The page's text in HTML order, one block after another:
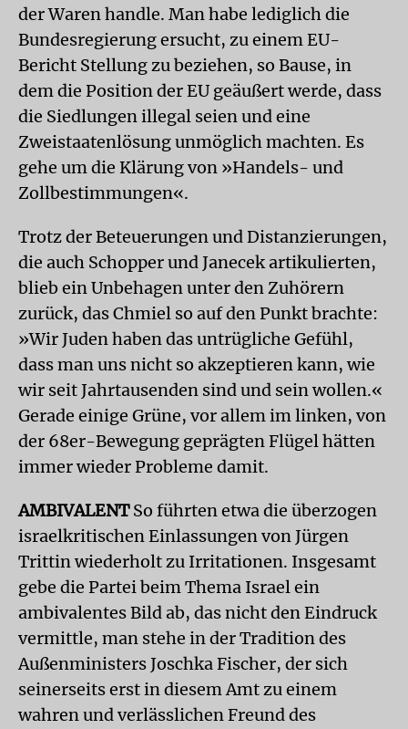
der Waren handle. Man habe lediglich die
Bundesregierung ersucht, zu einem EU-
Bericht Stellung zu beziehen, so Bause, in
dem die Position der EU geäußert werde, dass
die Siedlungen illegal seien und eine
Zweistaatenlösung unmöglich machten. Es
gehe um die Klärung von »Handels- und
Zollbestimmungen«.
Trotz der Beteuerungen und Distanzierungen,
die auch Schopper und Janecek artikulierten,
blieb ein Unbehagen unter den Zuhörern
zurück, das Chmiel so auf den Punkt brachte:
»Wir Juden haben das untrügliche Gefühl,
dass man uns nicht so akzeptieren kann, wie
wir seit Jahrtausenden sind und sein wollen.«
Gerade einige Grüne, vor allem im linken, von
der 68er-Bewegung geprägten Flügel hätten
immer wieder Probleme damit.
AMBIVALENTSo führten etwa die überzogen
israelkritischen Einlassungen von Jürgen
Trittin wiederholt zu Irritationen. Insgesamt
gebe die Partei beim Thema Israel ein
ambivalentes Bild ab, das nicht den Eindruck
vermittle, man stehe in der Tradition des
Außenministers Joschka Fischer, der sich
seinerseits erst in diesem Amt zu einem
wahren und verlässlichen Freund des